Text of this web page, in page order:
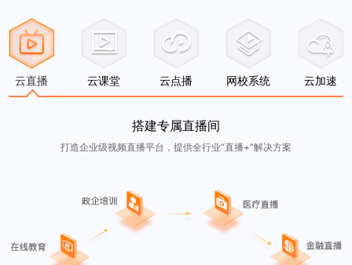
云直播 云课堂 云点播 网校系统 云加速
搭建专属直播间
打造企业级视频直播平台，提供全行业“直播+”解决方案